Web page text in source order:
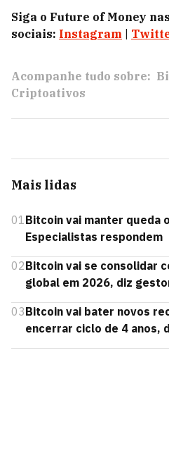
Siga o Future of Money
sociais: Instagram
Acompanhe tudo sobre:
Criptoativos
Mais lidas
01Bitcoin vai manter queda
Especialistas respondem
02Bitcoin vai se consolidar
global em 2026, diz
03Bitcoin vai bater novos
encerrar ciclo de 4 anos,